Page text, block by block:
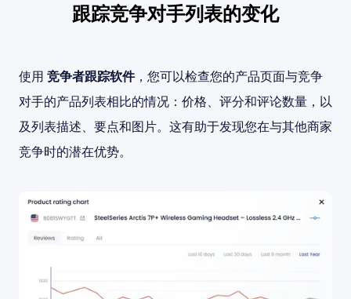
跟踪竞争对手列表的变化
使用 竞争者跟踪软件，您可以检查您的产品页面与竞争
对手的产品列表相比的情况：价格、评分和评论数量，以
及列表描述、要点和图片。这有助于发现您在与其他商家
竞争时的潜在优势。